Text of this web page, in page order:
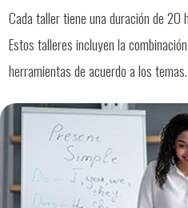
Cada taller tiene una duración de 20
Estos talleres incluyen la
herramientas de acuerdo a los